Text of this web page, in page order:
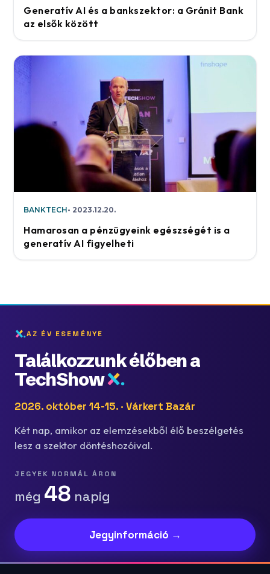
Generatív AI és a bankszektor: a Gránit Bank
az elsők között
BANKTECH 2023.12.20.
Hamarosan a pénzügyeink egészségét is a
generatív AI figyelheti
AZ ÉV ESEMÉNYE
Találkozzunk élőben a
TechShow
2026. október 14-15. · Várkert Bazár
Két nap, amikor az elemzésekből élő beszélgetés
lesz a szektor döntéshozóival.
JEGYEK NORMÁL ÁRON
még 48 napig
Jegyinformáció →